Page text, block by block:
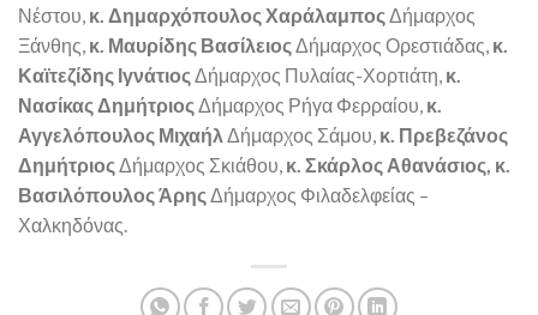
Νέστου, κ. Δημαρχόπουλος Χαράλαμπος Δήμαρχος
Ξάνθης, κ. Μαυρίδης Βασίλειος Δήμαρχος Ορεστιάδας, κ.
Καϊτεζίδης Ιγνάτιος Δήμαρχος Πυλαίας-Χορτιάτη, κ.
Νασίκας Δημήτριος Δήμαρχος Ρήγα Φερραίου, κ.
Αγγελόπουλος Μιχαήλ Δήμαρχος Σάμου, κ. Πρεβεζάνος
Δημήτριος Δήμαρχος Σκιάθου, κ. Σκάρλος Αθανάσιος, κ.
Βασιλόπουλος Άρης Δήμαρχος Φιλαδελφείας –
Χαλκηδόνας.